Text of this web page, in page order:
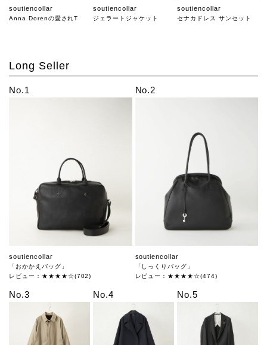
soutiencollar
Anna Dorenの愛されT
soutiencollar
ジェラートジャケット
soutiencollar
セナカドレス サンセット
Long Seller
No.1
soutiencollar
「おかかえバッグ」
レビュー：★★★★☆(702)
No.2
soutiencollar
「しっくりバッグ」
レビュー：★★★★☆(474)
No.3 No.4 No.5